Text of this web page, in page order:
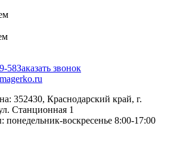
58Заказать звонок
352430, Краснодарский край, г.
Станционная 1
понедельник-воскресенье 8:00-17:00